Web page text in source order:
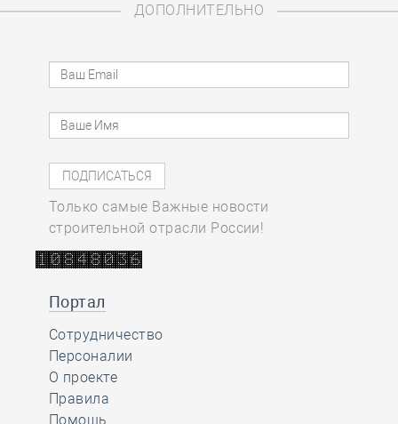
ДОПОЛНИТЕЛЬНО
Только самые Важные новости
строительной отрасли России!
Портал
Сотрудничество
Персоналии
О проекте
Правила
Помощь